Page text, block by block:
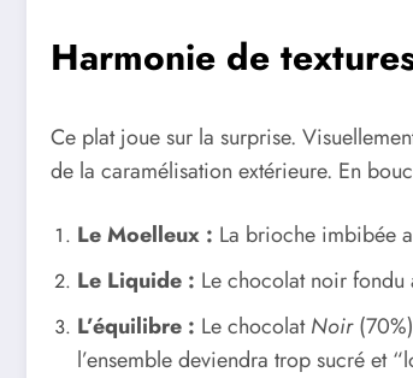
Harmonie de
Ce plat joue sur la surprise.
de la caramélisation extérieure. En
Le Moelleux : La brioche imbibée
Le Liquide : Le chocolat noir fondu
L’équilibre : Le chocolatNoir
l’ensemble deviendra trop sucré et